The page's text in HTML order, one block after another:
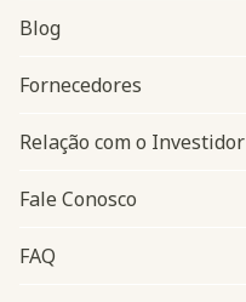
Navegação do rodapé
Blog
Fornecedores
Relação com o Investidor
Fale Conosco
FAQ